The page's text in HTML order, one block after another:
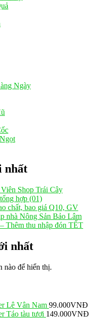
Ngày
nhất
Shop Trái Cây
hợp (01)
chất, bao giá Q10, GV
nhà Nông Sản Bảo Lâm
Thêm thu nhập đón TẾT
nhất
nào để hiển thị.
Lê Vân Nam 99.000VNĐ
Táo tàu tươi 149.000VNĐ